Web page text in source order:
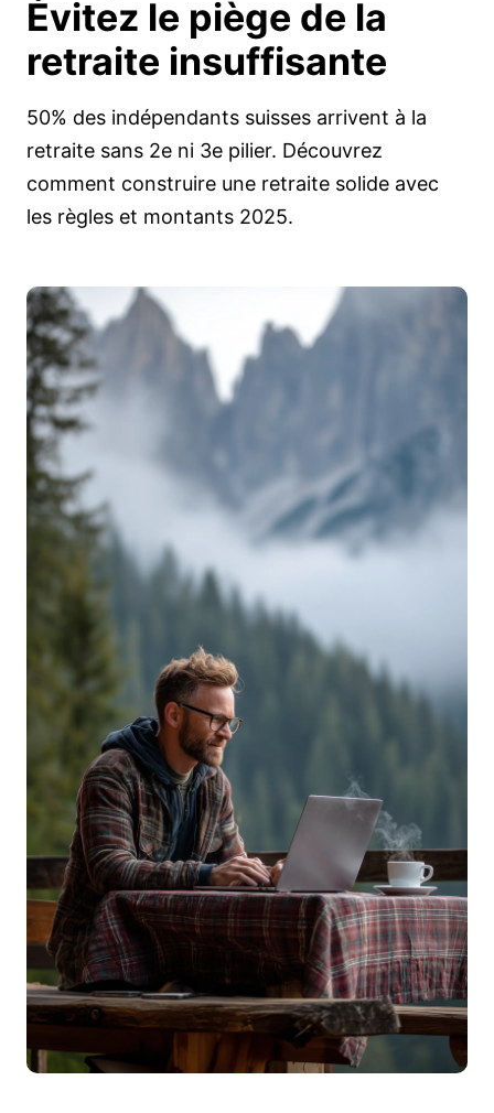
Évitez le piège de la
retraite insuffisante
50% des indépendants suisses arrivent à la
retraite sans 2e ni 3e pilier. Découvrez
comment construire une retraite solide avec
les règles et montants 2025.